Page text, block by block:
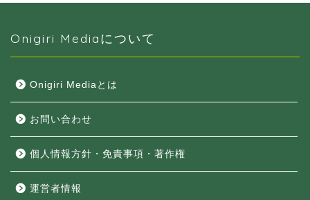
Onigiri Mediaについて
Onigiri Mediaとは
お問い合わせ
個人情報方針・免責事項・著作権
運営者情報